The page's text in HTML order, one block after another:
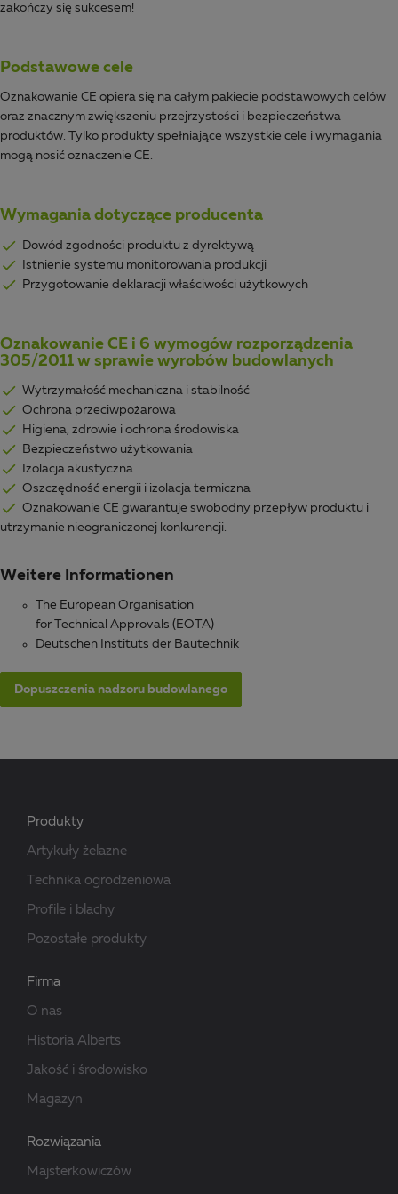
zakończy się sukcesem!
Podstawowe cele
Oznakowanie CE opiera się na całym pakiecie podstawowych celów
oraz znacznym zwiększeniu przejrzystości i bezpieczeństwa
produktów. Tylko produkty spełniające wszystkie cele i wymagania
mogą nosić oznaczenie CE.
Wymagania dotyczące producenta
Dowód zgodności produktu z dyrektywą
Istnienie systemu monitorowania produkcji
Przygotowanie deklaracji właściwości użytkowych
Oznakowanie CE i 6 wymogów rozporządzenia
305/2011 w sprawie wyrobów budowlanych
Wytrzymałość mechaniczna i stabilność
Ochrona przeciwpożarowa
Higiena, zdrowie i ochrona środowiska
Bezpieczeństwo użytkowania
Izolacja akustyczna
Oszczędność energii i izolacja termiczna
Oznakowanie CE gwarantuje swobodny przepływ produktu i
utrzymanie nieograniczonej konkurencji.
Weitere Informationen
The European Organisation
for Technical Approvals (EOTA)
Deutschen Instituts der Bautechnik
Dopuszczenia nadzoru budowlanego
Produkty
Artykuły żelazne
Technika ogrodzeniowa
Profile i blachy
Pozostałe produkty
Firma
O nas
Historia Alberts
Jakość i środowisko
Magazyn
Rozwiązania
Majsterkowiczów